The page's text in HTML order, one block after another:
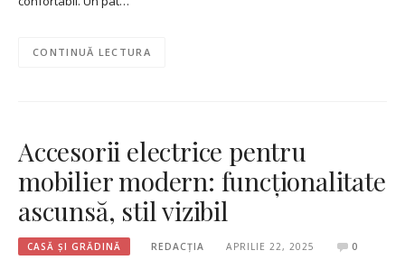
CONTINUĂ LECTURA
Accesorii electrice pentru
mobilier modern: funcționalitate
ascunsă, stil vizibil
CASĂ ȘI GRĂDINĂ REDACȚIA APRILIE 22, 2025 0